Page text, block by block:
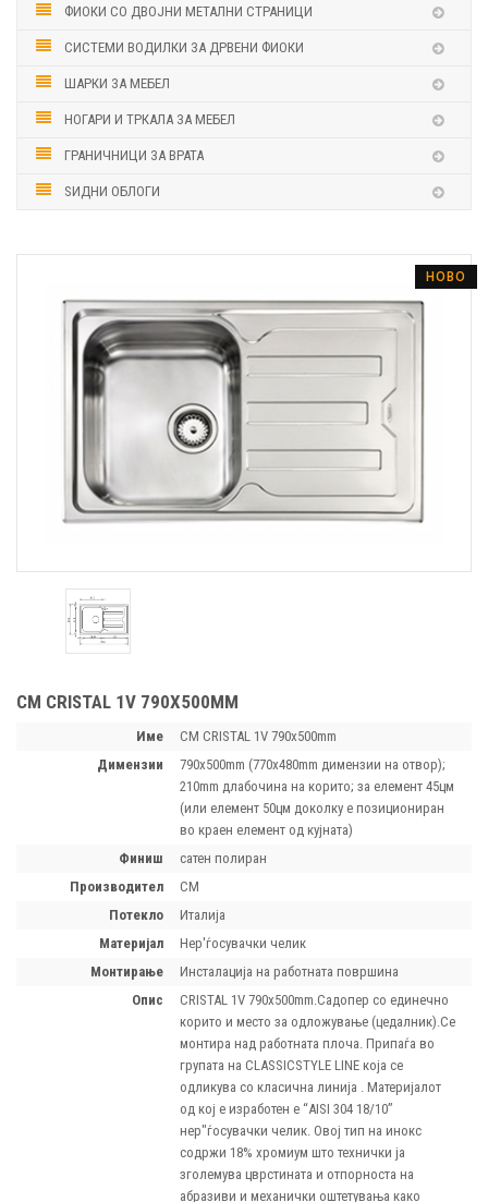
ФИОКИ СО ДВОЈНИ МЕТАЛНИ СТРАНИЦИ
СИСТЕМИ ВОДИЛКИ ЗА ДРВЕНИ ФИОКИ
ШАРКИ ЗА МЕБЕЛ
НОГАРИ И ТРКАЛА ЗА МЕБЕЛ
ГРАНИЧНИЦИ ЗА ВРАТА
ЅИДНИ ОБЛОГИ
НОВО
CM CRISTAL 1V 790Х500MM
Име
CM CRISTAL 1V 790х500mm
димензии
790x500mm (770x480mm димензии на отвор);
210mm длабочина на корито; за елемент 45цм
(или елемент 50цм доколку е позициониран
во краен елемент од кујната)
финиш
сатен полиран
производител
CM
потекло
Италија
материјал
Нер'ѓосувачки челик
монтирање
Инсталација на работната површина
опис
CRISTAL 1V 790х500mm.Садопер со единечно
корито и место за одложување (цедалник).Се
монтира над работната плоча. Припаѓа во
групата на CLASSICSTYLE LINE која се
одликува со класична линија . Материјалот
од кој е изработен е “AISI 304 18/10”
нер"ѓосувачки челик. Овој тип на инокс
содржи 18% хромиум што технички ја
зголемува цврстината и отпорноста на
абразиви и механички оштетувања како